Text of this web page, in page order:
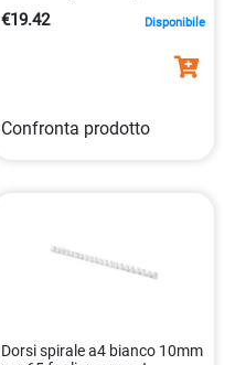
€19.42 Disponibile
Confronta prodotto
Dorsi spirale a4 bianco 10mm